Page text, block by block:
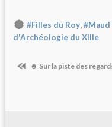
#Filles du Roy,
d'Archéologie du XIIIe
☻ Sur la piste des